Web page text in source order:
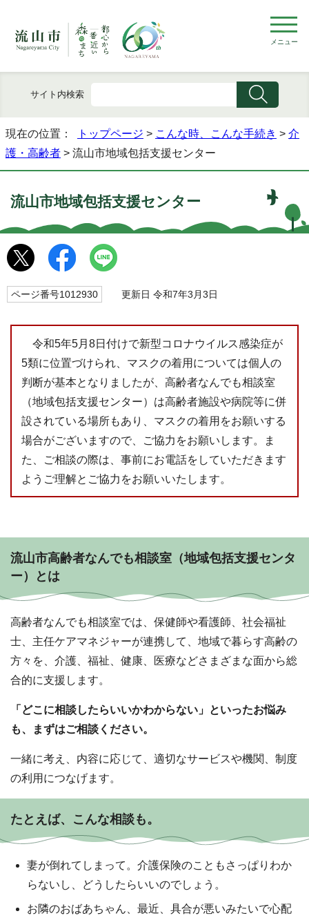
メニュー
サイト内検索
現在の位置： トップページ > こんな時、こんな手続き > 介
護・高齢者 > 流山市地域包括支援センター
流山市地域包括支援センター
ページ番号1012930 更新日 令和7年3月3日
令和5年5月8日付けで新型コロナウイルス感染症が
5類に位置づけられ、マスクの着用については個人の
判断が基本となりましたが、高齢者なんでも相談室
（地域包括支援センター）は高齢者施設や病院等に併
設されている場所もあり、マスクの着用をお願いする
場合がございますので、ご協力をお願いします。ま
た、ご相談の際は、事前にお電話をしていただきます
ようご理解とご協力をお願いいたします。
流山市高齢者なんでも相談室（地域包括支援センタ
ー）とは
高齢者なんでも相談室では、保健師や看護師、社会福祉
士、主任ケアマネジャーが連携して、地域で暮らす高齢の
方々を、介護、福祉、健康、医療などさまざまな面から総
合的に支援します。
「どこに相談したらいいかわからない」といったお悩み
も、まずはご相談ください。
一緒に考え、内容に応じて、適切なサービスや機関、制度
の利用につなげます。
たとえば、こんな相談も。
妻が倒れてしまって。介護保険のこともさっぱりわか
らないし、どうしたらいいのでしょう。
お隣のおばあちゃん、最近、具合が悪いみたいで心配